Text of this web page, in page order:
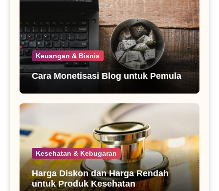
Keuangan & Bisnis
Cara Monetisasi Blog untuk Pemula
Kesehatan & Kebugaran
Harga Diskon dan Harga Rendah
untuk Produk Kesehatan